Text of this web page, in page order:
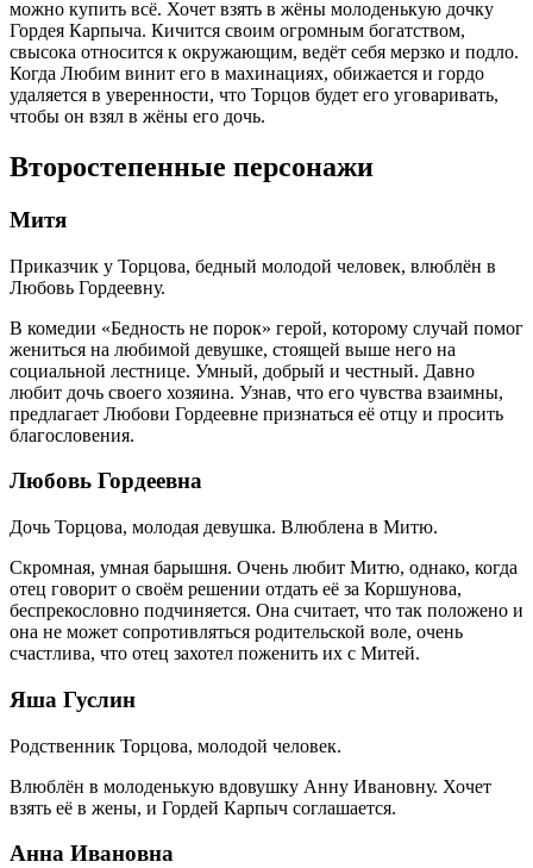
можно купить всё. Хочет взять в жёны молоденькую дочку
Гордея Карпыча. Кичится своим огромным богатством,
свысока относится к окружающим, ведёт себя мерзко и подло.
Когда Любим винит его в махинациях, обижается и гордо
удаляется в уверенности, что Торцов будет его уговаривать,
чтобы он взял в жёны его дочь.
Второстепенные персонажи
Митя
Приказчик у Торцова, бедный молодой человек, влюблён в
Любовь Гордеевну.
В комедии «Бедность не порок» герой, которому случай помог
жениться на любимой девушке, стоящей выше него на
социальной лестнице. Умный, добрый и честный. Давно
любит дочь своего хозяина. Узнав, что его чувства взаимны,
предлагает Любови Гордеевне признаться её отцу и просить
благословения.
Любовь Гордеевна
Дочь Торцова, молодая девушка. Влюблена в Митю.
Скромная, умная барышня. Очень любит Митю, однако, когда
отец говорит о своём решении отдать её за Коршунова,
беспрекословно подчиняется. Она считает, что так положено и
она не может сопротивляться родительской воле, очень
счастлива, что отец захотел поженить их с Митей.
Яша Гуслин
Родственник Торцова, молодой человек.
Влюблён в молоденькую вдовушку Анну Ивановну. Хочет
взять её в жены, и Гордей Карпыч соглашается.
Анна Ивановна